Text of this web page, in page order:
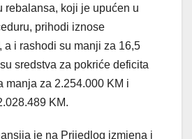
rebalansa, koji je upućen u
prihodi iznose
a i rashodi su manji za 16,5
sredstva za pokriće deficita
manja za 2.254.000 KM i
KM.
je na Prijedlog izmjena i